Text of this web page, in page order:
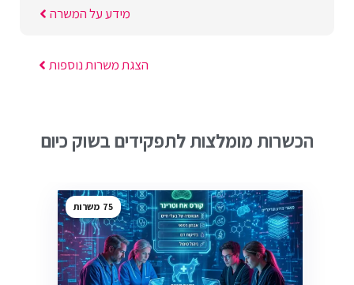
מידע על המשרה
הצגת משרות נוספות
הכשרות מומלצות לתפקידים בשוק כיום
75